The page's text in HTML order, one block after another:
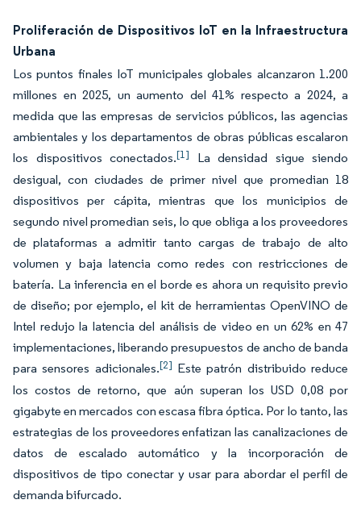
Proliferación de Dispositivos IoT en la Infraestructura
Urbana
Los puntos finales IoT municipales globales alcanzaron 1.200
millones en 2025, un aumento del 41% respecto a 2024, a
medida que las empresas de servicios públicos, las agencias
ambientales y los departamentos de obras públicas escalaron
los dispositivos conectados.[1]
La densidad sigue siendo
desigual, con ciudades de primer nivel que promedian 18
dispositivos per cápita, mientras que los municipios de
segundo nivel promedian seis, lo que obliga a los proveedores
de plataformas a admitir tanto cargas de trabajo de alto
volumen y baja latencia como redes con restricciones de
batería. La inferencia en el borde es ahora un requisito previo
de diseño; por ejemplo, el kit de herramientas OpenVINO de
Intel redujo la latencia del análisis de video en un 62% en 47
implementaciones, liberando presupuestos de ancho de banda
para sensores adicionales.[2] Este patrón distribuido reduce
los costos de retorno, que aún superan los USD 0,08 por
gigabyte en mercados con escasa fibra óptica. Por lo tanto, las
estrategias de los proveedores enfatizan las canalizaciones de
datos de escalado automático y la incorporación de
dispositivos de tipo conectar y usar para abordar el perfil de
demanda bifurcado.